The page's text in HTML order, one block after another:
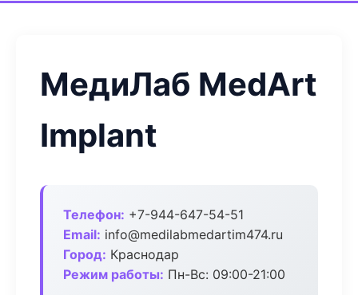
МедиЛаб MedArt
Implant
Телефон: +7-944-647-54-51
Email: info@medilabmedartim474.ru
Город: Краснодар
Режим работы: Пн-Вс: 09:00-21:00